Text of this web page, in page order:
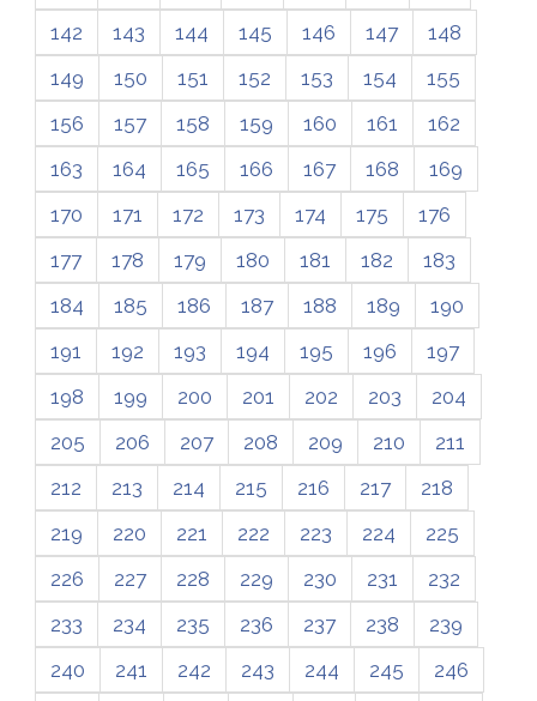
142
143 144 145 146 147
148
149
150 151 152 153 154
155
156
157 158 159 160 161
162
163
164 165 166 167 168
169
170
171 172 173 174 175
176
177
178 179 180 181 182
183
184
185 186 187 188 189
190
191
192 193 194 195 196
197
198
199 200 201 202 203
204
205
206 207 208 209 210
211
212
213 214 215 216 217
218
219
220 221 222 223 224
225
226
227 228 229 230 231
232
233
234 235 236 237 238
239
240
241 242 243 244 245
246